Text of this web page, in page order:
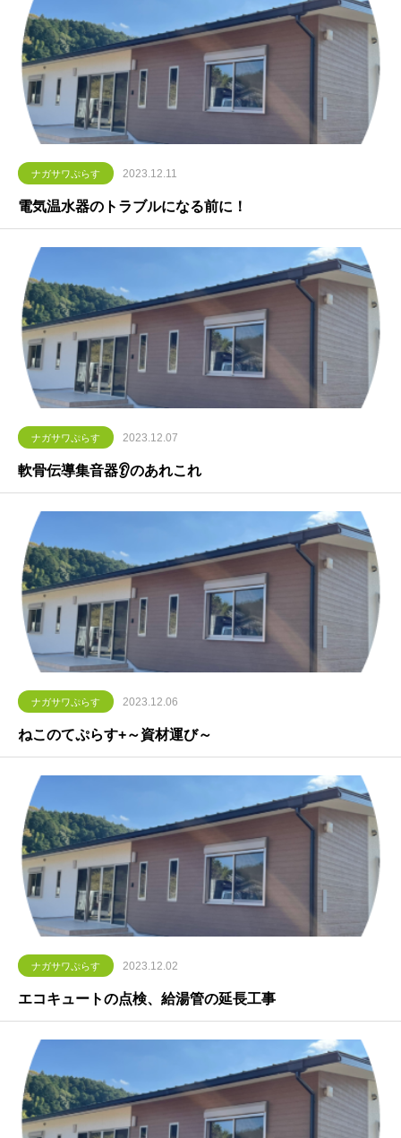
ナガサワぷらす 2023.12.11
電気温水器のトラブルになる前に！
ナガサワぷらす 2023.12.07
軟骨伝導集音器👂のあれこれ
ナガサワぷらす 2023.12.06
ねこのてぷらす+～資材運び～
ナガサワぷらす 2023.12.02
エコキュートの点検、給湯管の延長工事